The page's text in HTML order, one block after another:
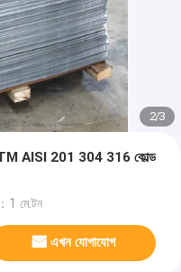
2/3
AISI 201 304 316 কোল্ড
1 মে.টন
এখন যোগাযোগ